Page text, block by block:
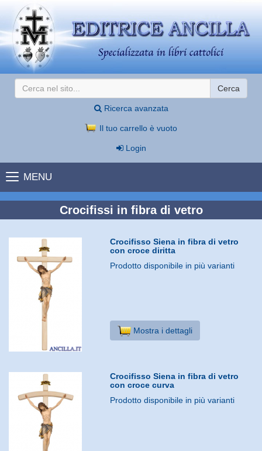
Cerca
Ricerca avanzata
Il tuo carrello è vuoto
Login
MENU
Crocifissi in fibra di vetro
Crocifisso Siena in fibra di vetro
con croce diritta
Prodotto disponibile in più varianti
Mostra i dettagli
Crocifisso Siena in fibra di vetro
con croce curva
Prodotto disponibile in più varianti